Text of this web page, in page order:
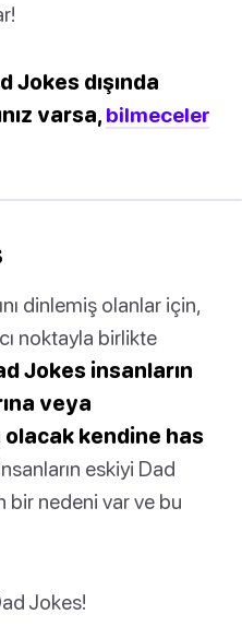
Jokes dışında
varsa, bilmeceler
dinlemiş olanlar için,
noktayla birlikte
Jokes insanların
veya
olacak kendine has
eskiyi Dad
bir nedeni var ve bu
Jokes!